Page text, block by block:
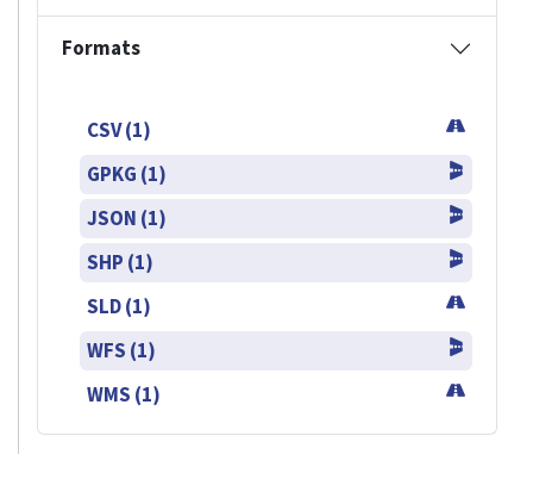
Formats
CSV (1)
GPKG (1)
JSON (1)
SHP (1)
SLD (1)
WFS (1)
WMS (1)